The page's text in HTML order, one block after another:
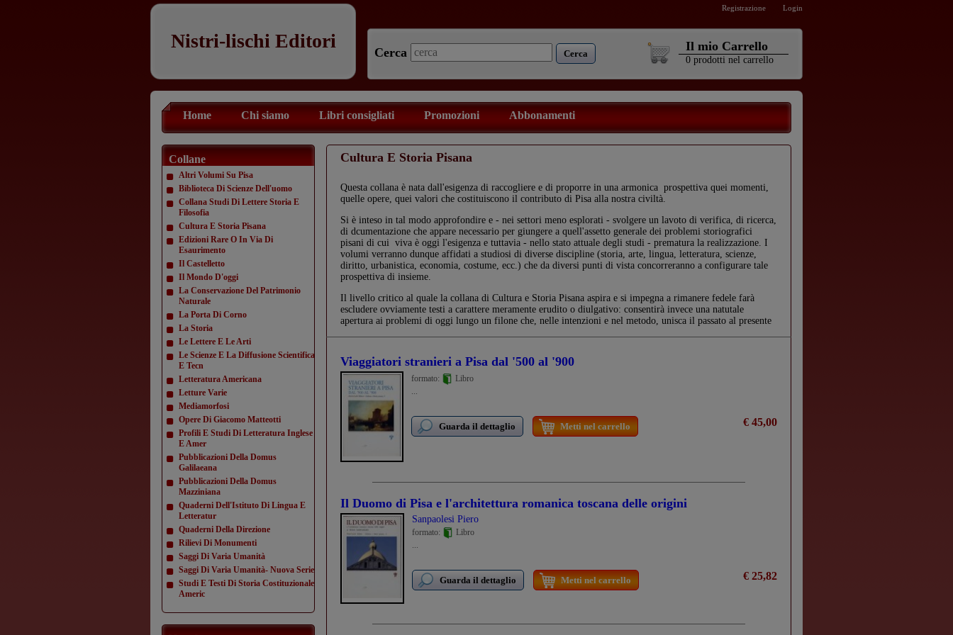
Registrazione Login
Nistri-lischi Editori
Cerca Cerca
Il mio Carrello
0 prodotti nel carrello
Home Chi siamo Libri consigliati Promozioni Abbonamenti
Collane
Altri Volumi Su Pisa
Biblioteca Di Scienze Dell'uomo
Collana Studi Di Lettere Storia E
Filosofia
Cultura E Storia Pisana
Edizioni Rare O In Via Di
Esaurimento
Il Castelletto
Il Mondo D'oggi
La Conservazione Del Patrimonio
Naturale
La Porta Di Corno
La Storia
Le Lettere E Le Arti
Le Scienze E La Diffusione Scientifica
E Tecn
Letteratura Americana
Letture Varie
Mediamorfosi
Opere Di Giacomo Matteotti
Profili E Studi Di Letteratura Inglese
E Amer
Pubblicazioni Della Domus
Galilaeana
Pubblicazioni Della Domus
Mazziniana
Quaderni Dell'Istituto Di Lingua E
Letteratur
Quaderni Della Direzione
Rilievi Di Monumenti
Saggi Di Varia Umanità
Saggi Di Varia Umanità- Nuova Serie
Studi E Testi Di Storia Costituzionale
Americ
Cultura E Storia Pisana
Questa collana è nata dall'esigenza di raccogliere e di proporre in una armonica prospettiva quei momenti,
quelle opere, quei valori che costituiscono il contributo di Pisa alla nostra civiltà.
Si è inteso in tal modo approfondire e - nei settori meno esplorati - svolgere un lavoto di verifica, di ricerca,
di dcumentazione che appare necessario per giungere a quell'assetto generale dei problemi storiografici
pisani di cui viva è oggi l'esigenza e tuttavia - nello stato attuale degli studi - prematura la realizzazione. I
volumi verranno dunque affidati a studiosi di diverse discipline (storia, arte, lingua, letteratura, scienze,
diritto, urbanistica, economia, costume, ecc.) che da diversi punti di vista concorreranno a configurare tale
prospettiva di insieme.
Il livello critico al quale la collana di Cultura e Storia Pisana aspira e si impegna a rimanere fedele farà
escludere ovviamente testi a carattere meramente erudito o diulgativo: consentirà invece una natutale
apertura ai problemi di oggi lungo un filone che, nelle intenzioni e nel metodo, unisca il passato al presente
Viaggiatori stranieri a Pisa dal '500 al '900
formato:
Libro
...
€ 45,00
Guarda il dettaglio Metti nel carrello
Il Duomo di Pisa e l'architettura romanica toscana delle origini
Sanpaolesi Piero
formato:
Libro
...
€ 25,82
Guarda il dettaglio Metti nel carrello